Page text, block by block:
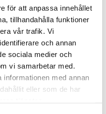
för att anpassa innehållet
tillhandahålla funktioner
vår trafik. Vi
och annan
sociala medier och
vi samarbetar med.
med annan
eller som de har